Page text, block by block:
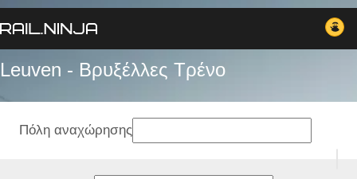
Leuven - Βρυξέλλες Tρένο
Πόλη αναχώρησης